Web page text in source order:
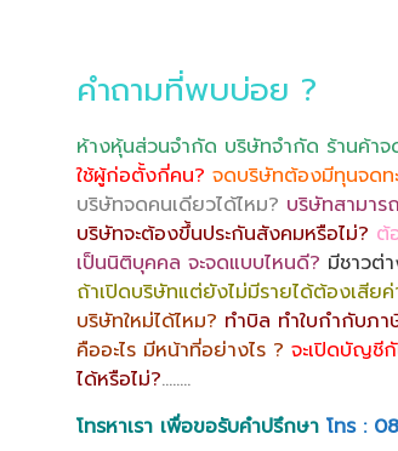
คำถามที่พบบ่อย ?
ห้างหุ้นส่วนจำกัด บริษัทจำกัด ร้านค้าจ
ใช้ผู้ก่อตั้งกี่คน? จดบริษัทต้องมีทุนจดทะ
บริษัทจดคนเดียวได้ไหม? บริษัทสามาร
บริษัทจะต้องขึ้นประกันสังคมหรือไม่? ต้
เป็นนิติบุคคล จะจดแบบไหนดี? มีชาวต่
ถ้าเปิดบริษัทแต่ยังไม่มีรายได้ต้องเสีย
บริษัทใหม่ได้ไหม? ทำบิล ทำใบกำกับภา
คืออะไร มีหน้าที่อย่างไร ? จะเปิดบัญชี
ได้หรือไม่?……..
โทรหาเรา เพื่อขอรับคำปรึกษา โทร :